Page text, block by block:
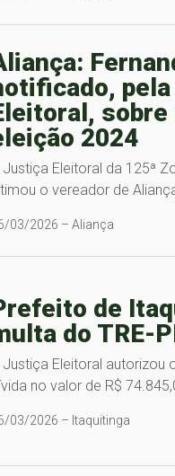
sobre
2024
Justiça Eleitoral da 125ª
o vereador de
03/2026 – Aliança
de
do TRE-
Justiça Eleitoral autorizou
no valor de R$
03/2026 – Itaquitinga